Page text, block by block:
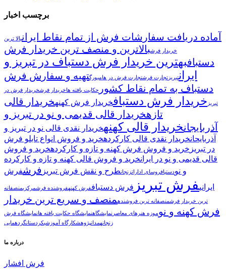
برچسب اخبار
آماده دریافت سفارشات فرش از تمام نقاط ایرانبالا ترین
خریدار فرشبالاترین و منصف ترین خریدار فرش
دستبافبهترین خریدار فرش دستباف در تبریز و
ایرانتبریز تجارت فرشتجارت فرش در هامبورگتهیه و سفارش فرش
دستباف به تمام نقاط کشور
حکایت بافته ها خریدار فرشخریدار فرش در
تبریز خریدار فرش دستبافخریدار فرش کهنهخریدار قالی
تازهخریدار قالی قدیمی و نو در تبریز و
آذربایجانخریدار قالی کهنهخریدار نقدی قالی نو در تبریز و
آذربایحانخریدار نقدی قالی کارکردهخرید و فروش انواع تابلو فرش
در تبریز خرید و فروش فرش کهنه و تازه و کارکردهخرید و فروش
قالی قدیمی و نو در ایرانخرید و فروش قالی کهنه و تازه و کارکرده
و نودستبافروسای اداراتزنجانطرح و نقش فرش تبریز فرشفرش
ایرانیفرش تبریز فرش دستباففرش کهنهفروشنده فرشمرکزیمنصفانه
ترین خریدار فرشمنصفانه ترین فروشندهمنصف و سریع ترین خریدار
فرش کهنه و نوموزه هنرهای معاصر نمایشگاهنمایشگاه حکایت بافته ها نمایشگاه فرش
زنجانهمدانپژوهشکارگاه آموزشیکردستانگردهمایی
درباره ما
فرش افشار